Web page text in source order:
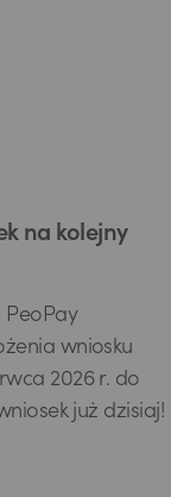
na kolejny
PeoPay
wniosku
2026 r. do
już dzisiaj!